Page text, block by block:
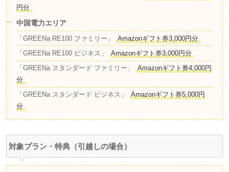
円分
中国電力エリア
「GREENa RE100 ファミリー」
Amazonギフト券3,000円分
「GREENa RE100 ビジネス」
Amazonギフト券3,000円分
「GREENa スタンダード ファミリー」
Amazonギフト券4,000円
分
「GREENa スタンダード ビジネス」
Amazonギフト券5,000円
分
対象プラン・特典（引越しの場合）